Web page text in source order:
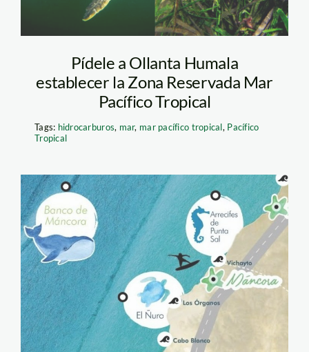
Pídele a Ollanta Humala
establecer la Zona Reservada Mar
Pacífico Tropical
Tags: hidrocarburos, mar, mar pacífico tropical, Pacífico
Tropical
pacífico tropical –
mapa